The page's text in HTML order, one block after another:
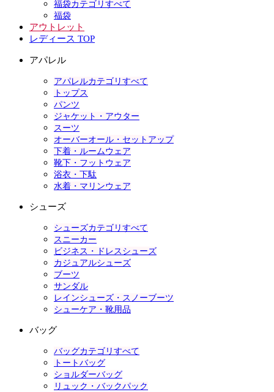
福袋カテゴリすべて
福袋
アウトレット
レディース TOP
アパレル
アパレルカテゴリすべて
トップス
パンツ
ジャケット・アウター
スーツ
オーバーオール・セットアップ
下着・ルームウェア
靴下・フットウェア
浴衣・下駄
水着・マリンウェア
シューズ
シューズカテゴリすべて
スニーカー
ビジネス・ドレスシューズ
カジュアルシューズ
ブーツ
サンダル
レインシューズ・スノーブーツ
シューケア・靴用品
バッグ
バッグカテゴリすべて
トートバッグ
ショルダーバッグ
リュック・バックパック